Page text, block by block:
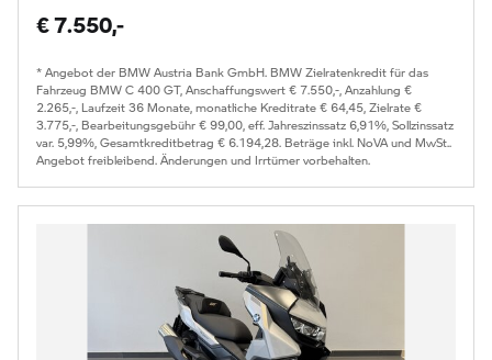
€ 7.550,-
* Angebot der BMW Austria Bank GmbH. BMW Zielratenkredit für das
Fahrzeug BMW C 400 GT, Anschaffungswert € 7.550,-, Anzahlung €
2.265,-, Laufzeit 36 Monate, monatliche Kreditrate € 64,45, Zielrate €
3.775,-, Bearbeitungsgebühr € 99,00, eff. Jahreszinssatz 6,91%, Sollzinssatz
var. 5,99%, Gesamtkreditbetrag € 6.194,28. Beträge inkl. NoVA und MwSt..
Angebot freibleibend. Änderungen und Irrtümer vorbehalten.